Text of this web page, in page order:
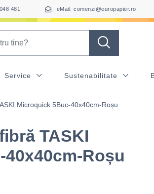
481 eMail: comenzi@europapier.ro
Service Sustenabilitate
Microquick 5Buc-40x40cm-Roșu
TASKI
Roșu